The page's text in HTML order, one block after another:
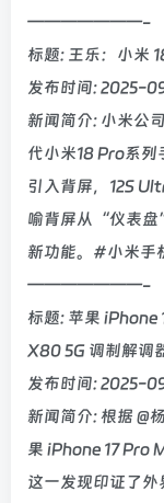
———————-
标题: 王乐：小米
发布时间: 2025-
新闻简介: 小米公
代小米18 Pro系列
引入背屏，12S
喻背屏从“仪表
新功能。#小米
———————-
标题: 苹果 iPhone
X80 5G 调制解调
发布时间: 2025-
新闻简介: 根据 @
果 iPhone 17 Pro
这一发现印证了